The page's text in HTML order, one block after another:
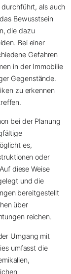
durchführt, als auch
Bewusstsein
die dazu
Bei einer
Gefahren
in der Immobilie
Gegenstände.
zu erkennen
bei der Planung
es,
oder
diese Weise
und die
bereitgestellt
über
reichen.
Umgang mit
umfasst die